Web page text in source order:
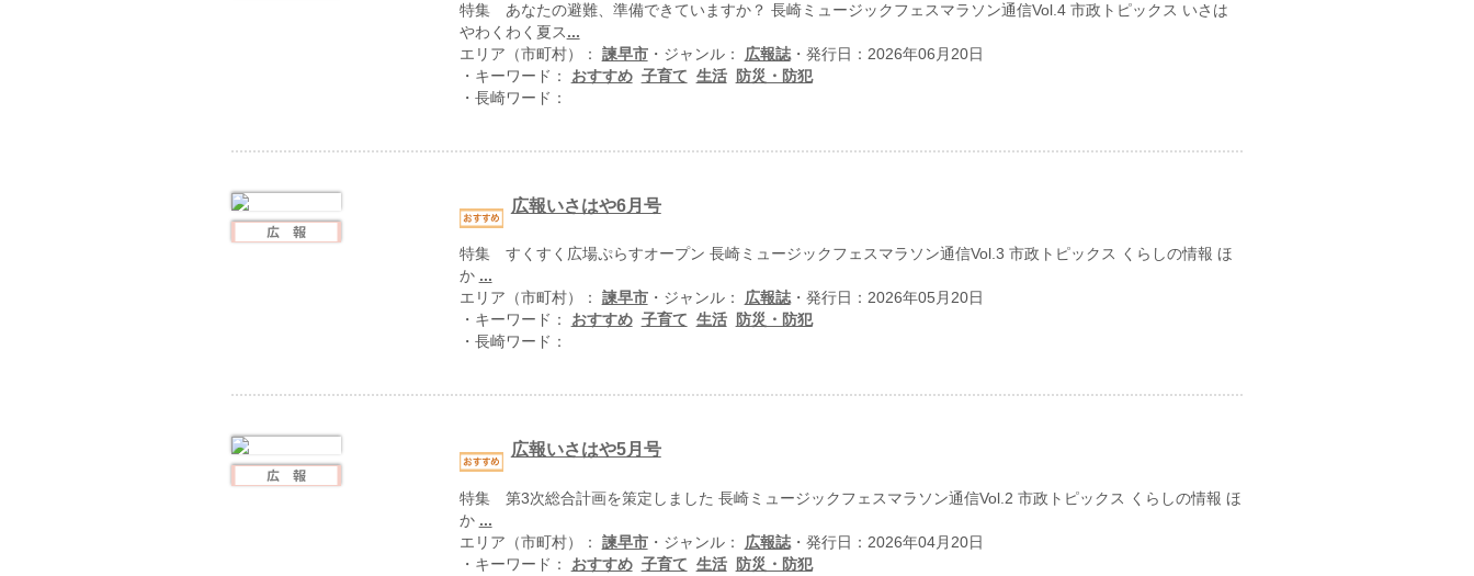
特集 あなたの避難、準備できていますか？ 長崎ミュージックフェスマラソン通信Vol.4 市政トピックス いさは
やわくわく夏ス ...
エリア（市町村）： 諫早市・ジャンル： 広報誌・発行日：2026年06月20日
・キーワード： おすすめ 子育て 生活
防災・防犯
・長崎ワード：
広報いさはや6月号
特集 すくすく広場ぷらすオープン 長崎ミュージックフェスマラソン通信Vol.3 市政トピックス くらしの情報 ほ
か ...
エリア（市町村）： 諫早市・ジャンル： 広報誌・発行日：2026年05月20日
・キーワード： おすすめ 子育て 生活
防災・防犯
・長崎ワード：
広報いさはや5月号
特集 第3次総合計画を策定しました 長崎ミュージックフェスマラソン通信Vol.2 市政トピックス くらしの情報 ほ
か ...
エリア（市町村）： 諫早市・ジャンル： 広報誌・発行日：2026年04月20日
・キーワード： おすすめ 子育て 生活
防災・防犯